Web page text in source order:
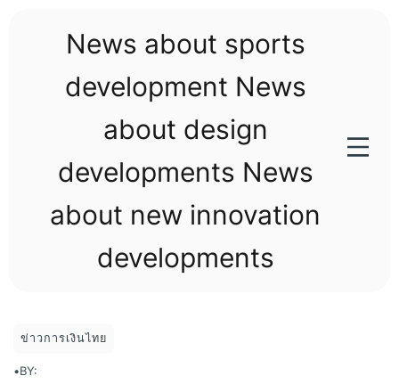
News about sports
development News
about design
developments News
about new innovation
developments
ข่าวการเงินไทย
•BY: